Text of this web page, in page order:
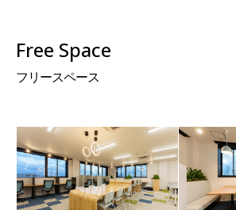
Free Space
フリースペース